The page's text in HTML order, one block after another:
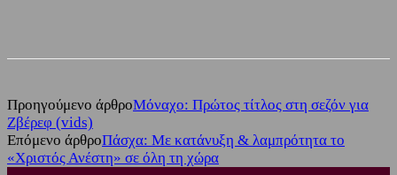
Προηγούμενο άρθροΜόναχο: Πρώτος τίτλος στη σεζόν για
Ζβέρεφ (vids)
Επόμενο άρθροΠάσχα: Με κατάνυξη & λαμπρότητα το
«Χριστός Ανέστη» σε όλη τη χώρα